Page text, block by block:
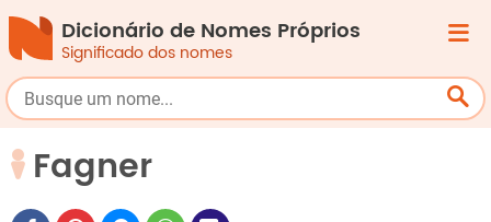
Dicionário de Nomes Próprios
Significado dos nomes
Fagner